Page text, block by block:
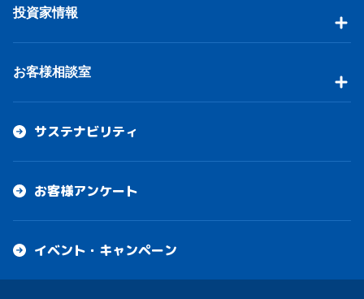
投資家情報
お客様相談室
サステナビリティ
お客様アンケート
イベント・キャンペーン